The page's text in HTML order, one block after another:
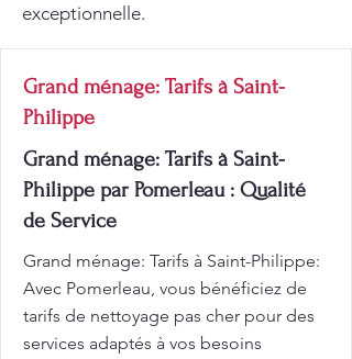
exceptionnelle.
Grand ménage: Tarifs à Saint-
Philippe
Grand ménage: Tarifs à Saint-
Philippe par Pomerleau : Qualité
de Service
Grand ménage: Tarifs à Saint-Philippe:
Avec Pomerleau, vous bénéficiez de
tarifs de nettoyage pas cher pour des
services adaptés à vos besoins